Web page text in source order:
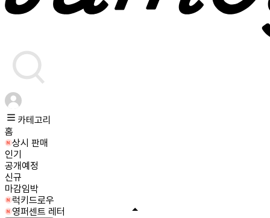
카테고리
홈
상시 판매
인기
공개예정
신규
마감임박
럭키드로우
영퍼센트 레터